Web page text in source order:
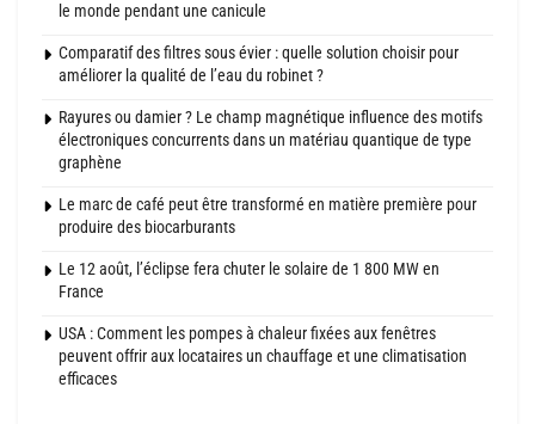
le monde pendant une canicule
Comparatif des filtres sous évier : quelle solution choisir pour
améliorer la qualité de l’eau du robinet ?
Rayures ou damier ? Le champ magnétique influence des motifs
électroniques concurrents dans un matériau quantique de type
graphène
Le marc de café peut être transformé en matière première pour
produire des biocarburants
Le 12 août, l’éclipse fera chuter le solaire de 1 800 MW en
France
USA : Comment les pompes à chaleur fixées aux fenêtres
peuvent offrir aux locataires un chauffage et une climatisation
efficaces